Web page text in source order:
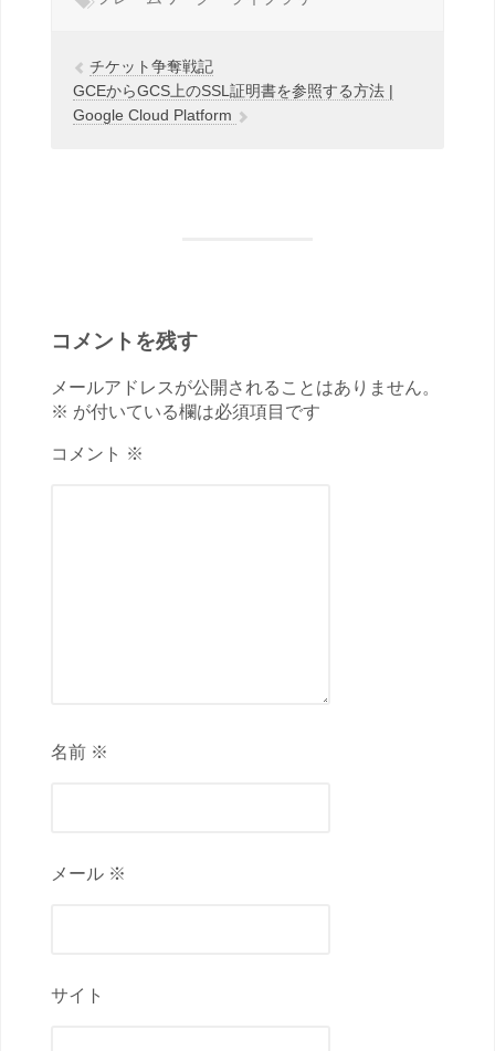
チケット争奪戦記
GCEからGCS上のSSL証明書を参照する方法 |
Google Cloud Platform
コメントを残す
メールアドレスが公開されることはありません。
※ が付いている欄は必須項目です
コメント ※
名前 ※
メール ※
サイト